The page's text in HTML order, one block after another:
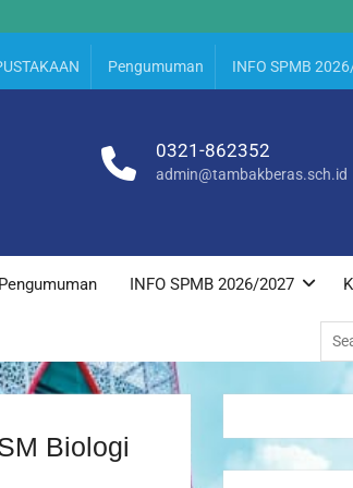
Pengumuman INFO SPMB
0321-862352
admin@tambakberas.sch.id
Pengumuman INFO SPMB 2026/2027
for:
Biologi